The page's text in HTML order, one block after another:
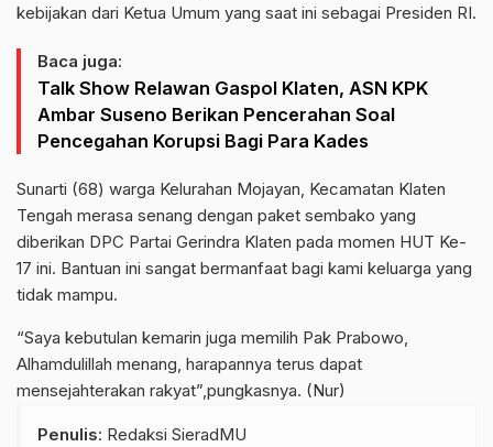
kebijakan dari Ketua Umum yang saat ini sebagai Presiden RI.
Baca juga:
Talk Show Relawan Gaspol Klaten, ASN KPK
Ambar Suseno Berikan Pencerahan Soal
Pencegahan Korupsi Bagi Para Kades
Sunarti (68) warga Kelurahan Mojayan, Kecamatan Klaten
Tengah merasa senang dengan paket sembako yang
diberikan DPC Partai Gerindra Klaten pada momen HUT Ke-
17 ini. Bantuan ini sangat bermanfaat bagi kami keluarga yang
tidak mampu.
“Saya kebutulan kemarin juga memilih Pak Prabowo,
Alhamdulillah menang, harapannya terus dapat
mensejahterakan rakyat”,pungkasnya. (Nur)
Penulis: Redaksi SieradMU